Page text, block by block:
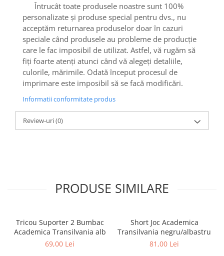
Întrucât toate produsele noastre sunt 100%
personalizate și produse special pentru dvs., nu
acceptăm returnarea produselor doar în cazuri
speciale când produsele au probleme de producție
care le fac imposibil de utilizat. Astfel, vă rugăm să
fiți foarte atenți atunci când vă alegeți detaliile,
culorile, mărimile. Odată început procesul de
imprimare este imposibil să se facă modificări.
Informatii conformitate produs
Review-uri(0)
PRODUSE SIMILARE
Tricou Suporter 2 Bumbac
Academica Transilvania alb
69,00 Lei
Short Joc Academica
Transilvania negru/albastru
81,00 Lei